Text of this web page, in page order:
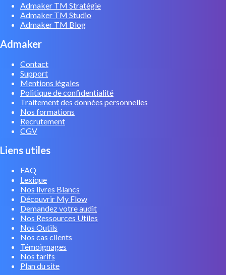
Admaker TM Stratégie
Admaker TM Studio
Admaker TM Blog
Admaker
Contact
Support
Mentions légales
Politique de confidentialité
Traitement des données personnelles
Nos formations
Recrutement
CGV
Liens utiles
FAQ
Lexique
Nos livres Blancs
Découvrir My Flow
Demandez votre audit
Nos Ressources Utiles
Nos Outils
Nos cas clients
Témoignages
Nos tarifs
Plan du site